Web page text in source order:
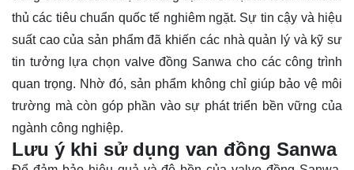
thủ các tiêu chuẩn quốc tế nghiêm ngặt. Sự tin cậy và hiệu
suất cao của sản phẩm đã khiến các nhà quản lý và kỹ sư
tin tưởng lựa chọn valve đồng Sanwa cho các công trình
quan trọng. Nhờ đó, sản phẩm không chỉ giúp bảo vệ môi
trường mà còn góp phần vào sự phát triển bền vững của
ngành công nghiệp.
Lưu ý khi sử dụng van đồng Sanwa